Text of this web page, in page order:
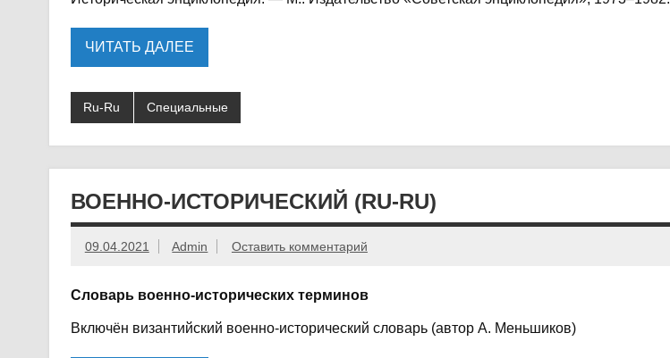
ЧИТАТЬ ДАЛЕЕ
Ru-Ru Специальные
ВОЕННО-ИСТОРИЧЕСКИЙ (RU-RU)
09.04.2021 Admin Оставить комментарий
Словарь военно-исторических терминов
Включён византийский военно-исторический словарь (автор А. Меньшиков)